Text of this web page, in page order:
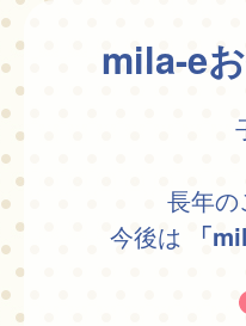
mila-e
長年
今後は
「